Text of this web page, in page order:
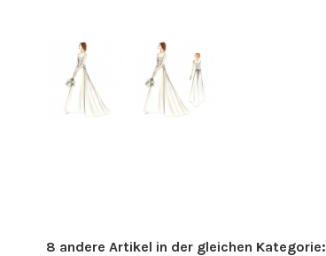
8 andere Artikel in der gleichen Kategorie: